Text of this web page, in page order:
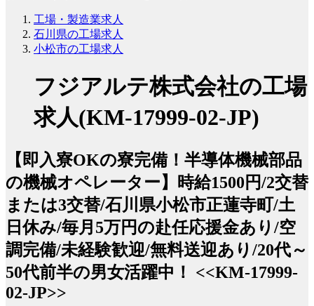
工場・製造業求人
石川県の工場求人
小松市の工場求人
フジアルテ株式会社の工場
求人(KM-17999-02-JP)
【即入寮OKの寮完備！半導体機械部品
の機械オペレーター】時給1500円/2交替
または3交替/石川県小松市正蓮寺町/土
日休み/毎月5万円の赴任応援金あり/空
調完備/未経験歓迎/無料送迎あり/20代～
50代前半の男女活躍中！ <<KM-17999-
02-JP>>